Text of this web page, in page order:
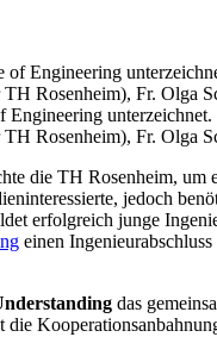
Rosenheim), Fr. Olga
die TH Rosenheim, um
jedoch
erfolgreich junge
einen
das